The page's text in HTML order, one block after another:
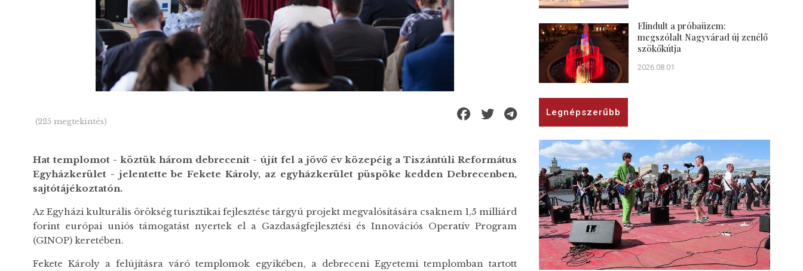
(225 megtekintés)
Hat templomot - köztük három debrecenit - újít fel a jövő év közepéig a Tiszántúli Református
Egyházkerület - jelentette be Fekete Károly, az egyházkerület püspöke kedden Debrecenben,
sajtótájékoztatón.
Az Egyházi kulturális örökség turisztikai fejlesztése tárgyú projekt megvalósítására csaknem 1,5 milliárd
forint európai uniós támogatást nyertek el a Gazdaságfejlesztési és Innovációs Operatív Program
(GINOP) keretében.
Fekete Károly a felújításra váró templomok egyikében, a debreceni Egyetemi templomban tartott
Elindult a próbaüzem:
megszólalt Nagyvárad új zenélő
szökőkútja
2026.08.01
Legnépszerűbb